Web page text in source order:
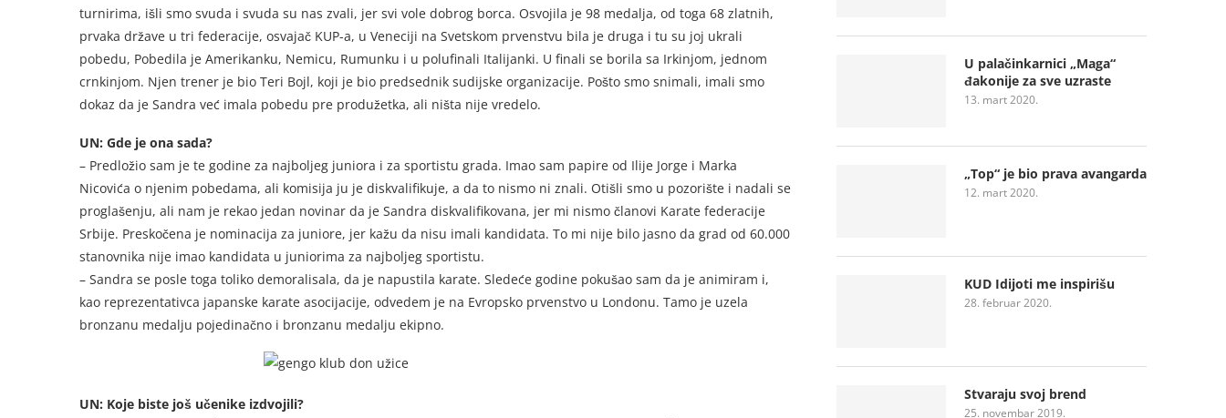
turnirima, išli smo svuda i svuda su nas zvali, jer svi vole dobrog borca. Osvojila je 98 medalja, od toga 68 zlatnih,
prvaka države u tri federacije, osvajač KUP-a, u Veneciji na Svetskom prvenstvu bila je druga i tu su joj ukrali
pobedu, Pobedila je Amerikanku, Nemicu, Rumunku i u polufinali Italijanki. U finali se borila sa Irkinjom, jednom
crnkinjom. Njen trener je bio Teri Bojl, koji je bio predsednik sudijske organizacije. Pošto smo snimali, imali smo
dokaz da je Sandra već imala pobedu pre produžetka, ali ništa nije vredelo.
UN: Gde je ona sada?
– Predložio sam je te godine za najboljeg juniora i za sportistu grada. Imao sam papire od Ilije Jorge i Marka
Nicovića o njenim pobedama, ali komisija ju je diskvalifikuje, a da to nismo ni znali. Otišli smo u pozorište i nadali se
proglašenju, ali nam je rekao jedan novinar da je Sandra diskvalifikovana, jer mi nismo članovi Karate federacije
Srbije. Preskočena je nominacija za juniore, jer kažu da nisu imali kandidata. To mi nije bilo jasno da grad od 60.000
stanovnika nije imao kandidata u juniorima za najboljeg sportistu.
– Sandra se posle toga toliko demoralisala, da je napustila karate. Sledeće godine pokušao sam da je animiram i,
kao reprezentativca japanske karate asocijacije, odvedem je na Evropsko prvenstvo u Londonu. Tamo je uzela
bronzanu medalju pojedinačno i bronzanu medalju ekipno.
UN: Koje biste još učenike izdvojili?
U palačinkarnici „Maga“
đakonije za sve uzraste
13. mart 2020.
„Top“ je bio prava avangarda
12. mart 2020.
KUD Idijoti me inspirišu
28. februar 2020.
Stvaraju svoj brend
25. novembar 2019.